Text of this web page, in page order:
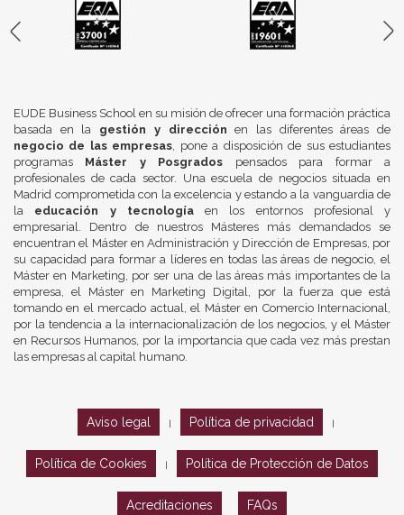
EUDE Business School en su misión de ofrecer una formación práctica
basada en la gestión y dirección en las diferentes áreas de
negocio de las empresas, pone a disposición de sus estudiantes
programas Máster y Posgrados pensados para formar a
profesionales de cada sector. Una escuela de negocios situada en
Madrid comprometida con la excelencia y estando a la vanguardia de
la educación y tecnologíaen los entornos profesional y
empresarial. Dentro de nuestros Másteres más demandados se
encuentran el Máster en Administración y Dirección de Empresas, por
su capacidad para formar a líderes en todas las áreas de negocio, el
Máster en Marketing, por ser una de las áreas más importantes de la
empresa, el Máster en Marketing Digital, por la fuerza que está
tomando en el mercado actual, el Máster en Comercio Internacional,
por la tendencia a la internacionalización de los negocios, y el Máster
en Recursos Humanos, por la importancia que cada vez más prestan
las empresas al capital humano.
Aviso legal Política de privacidad
Política de Cookies Política de Protección de Datos
Acreditaciones FAQs